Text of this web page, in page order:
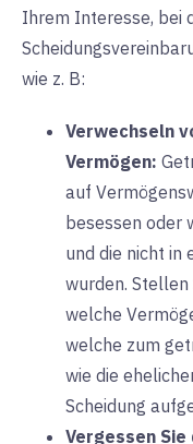
Ihrem Interesse, bei
wie z. B:
Verwechseln
Vermögen:
auf
besessen oder
und die nicht in
wurden. Stellen
welche
welche zum
wie die
Scheidung
Vergessen